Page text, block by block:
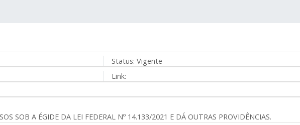
Status: Vigente
Link:
SOB A ÉGIDE DA LEI FEDERAL Nº 14.133/2021 E DÁ OUTRAS PROVIDÊNCIAS.